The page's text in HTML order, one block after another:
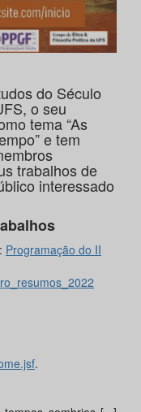
do Século
o seu
tema “As
e tem
trabalhos de
interessado
Programação do II
.​